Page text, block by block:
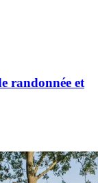
randonnée et